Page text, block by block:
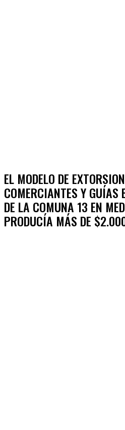
EL MODELO DE
COMERCIANTES Y GUÍAS
DE LA COMUNA 13 EN
PRODUCÍA MÁS DE